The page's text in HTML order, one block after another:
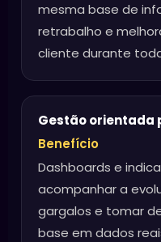
mesma base de
retrabalho e
cliente durante
Gestão orientada
Benefício
Dashboards e
acompanhar a
gargalos e tomar
base em dados